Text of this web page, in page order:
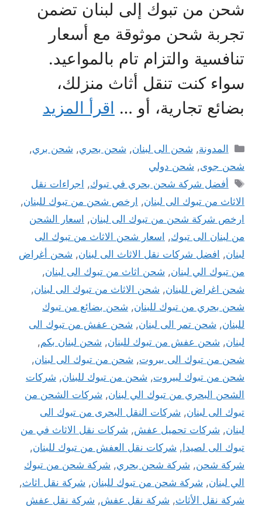
شحن من تبوك إلى لبنان تضمن
تجربة شحن موثوقة مع أسعار
تنافسية والتزام تام بالمواعيد.
سواء كنت تنقل أثاث منزلك،
بضائع تجارية، أو … اقرأ المزيد
التصنيفات
المدونة, شحن الى لبنان, شحن بحري, شحن بري,
شحن جوى, شحن دولي
الوسوم
أفضل شركة شحن بحري في تبوك, اجراءات نقل
الاثاث من تبوك الى لبنان, ارخص شحن من تبوك للبنان,
ارخص شركة شحن من تبوك الى لبنان, اسعار الشحن
من لبنان الى تبوك, اسعار شحن الاثاث من تبوك الى
لبنان, افضل شركات نقل الاثاث الى لبنان, شحن أغراض
من تبوك الي لبنان, شحن اثاث من تبوك الى لبنان,
شحن اغراض للبنان, شحن الاثاث من تبوك الى لبنان,
شحن بحري من تبوك للبنان, شحن بضائع من تبوك
للبنان, شحن تمر الى لبنان, شحن عفش من تبوك الى
لبنان, شحن عفش من تبوك للبنان, شحن لبنان بكم,
شحن من تبوك الى بيروت, شحن من تبوك الى لبنان,
شحن من تبوك لبيروت, شحن من تبوك للبنان, شركات
الشحن البحري من تبوك الي لبنان, شركات الشحن من
تبوك الى لبنان, شركات النقل البحرى من تبوك الى
لبنان, شركات تحميل عفش, شركات نقل الاثاث في من
تبوك الى لصيدا , شركات نقل العفش من تبوك للبنان,
شركة شحن, شركة شحن بحري, شركة شحن من تبوك
الي لبنان, شركة شحن من تبوك للبنان, شركة نقل اثاث,
شركة نقل الأثاث, شركة نقل عفش, شركة نقل عفش